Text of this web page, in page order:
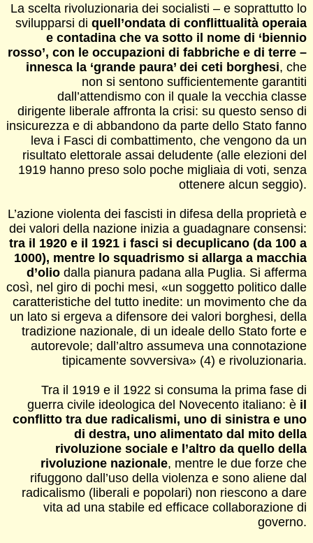
La scelta rivoluzionaria dei socialisti – e soprattutto lo
svilupparsi diquell’ondata di conflittualità operaia
e contadina che va sotto il nome di ‘biennio
rosso’, con le occupazioni di fabbriche e di terre –
innesca la ‘grande paura’ dei ceti borghesi, che
non si sentono sufficientemente garantiti
dall’attendismo con il quale la vecchia classe
dirigente liberale affronta la crisi: su questo senso di
insicurezza e di abbandono da parte dello Stato fanno
leva i Fasci di combattimento, che vengono da un
risultato elettorale assai deludente (alle elezioni del
1919 hanno preso solo poche migliaia di voti, senza
ottenere alcun seggio).
L’azione violenta dei fascisti in difesa della proprietà e
dei valori della nazione inizia a guadagnare consensi:
tra il 1920 e il 1921 i fasci si decuplicano (da 100 a
1000), mentre lo squadrismo si allarga a macchia
d’olio dalla pianura padana alla Puglia. Si afferma
così, nel giro di pochi mesi, «un soggetto politico dalle
caratteristiche del tutto inedite: un movimento che da
un lato si ergeva a difensore dei valori borghesi, della
tradizione nazionale, di un ideale dello Stato forte e
autorevole; dall’altro assumeva una connotazione
tipicamente sovversiva» (4) e rivoluzionaria.
Tra il 1919 e il 1922 si consuma la prima fase di
guerra civile ideologica del Novecento italiano: è il
conflitto tra due radicalismi, uno di sinistra e uno
di destra, uno alimentato dal mito della
rivoluzione sociale e l’altro da quello della
rivoluzione nazionale, mentre le due forze che
rifuggono dall’uso della violenza e sono aliene dal
radicalismo (liberali e popolari) non riescono a dare
vita ad una stabile ed efficace collaborazione di
governo.